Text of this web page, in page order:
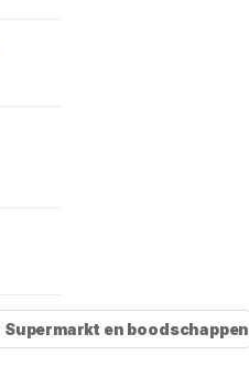
Supermarkt en boodschappen